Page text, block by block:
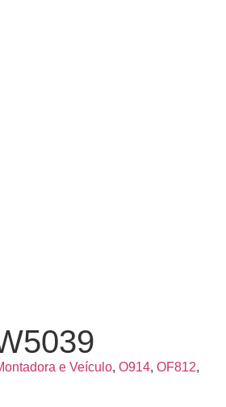
e Veículo, O914, OF812,